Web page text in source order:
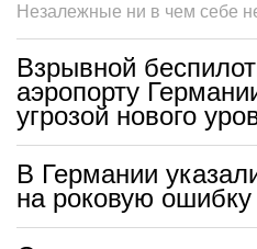
Незалежные ни в чем себе
Взрывной
аэропорту
угрозой нового
В Германии
на роковую ошибку